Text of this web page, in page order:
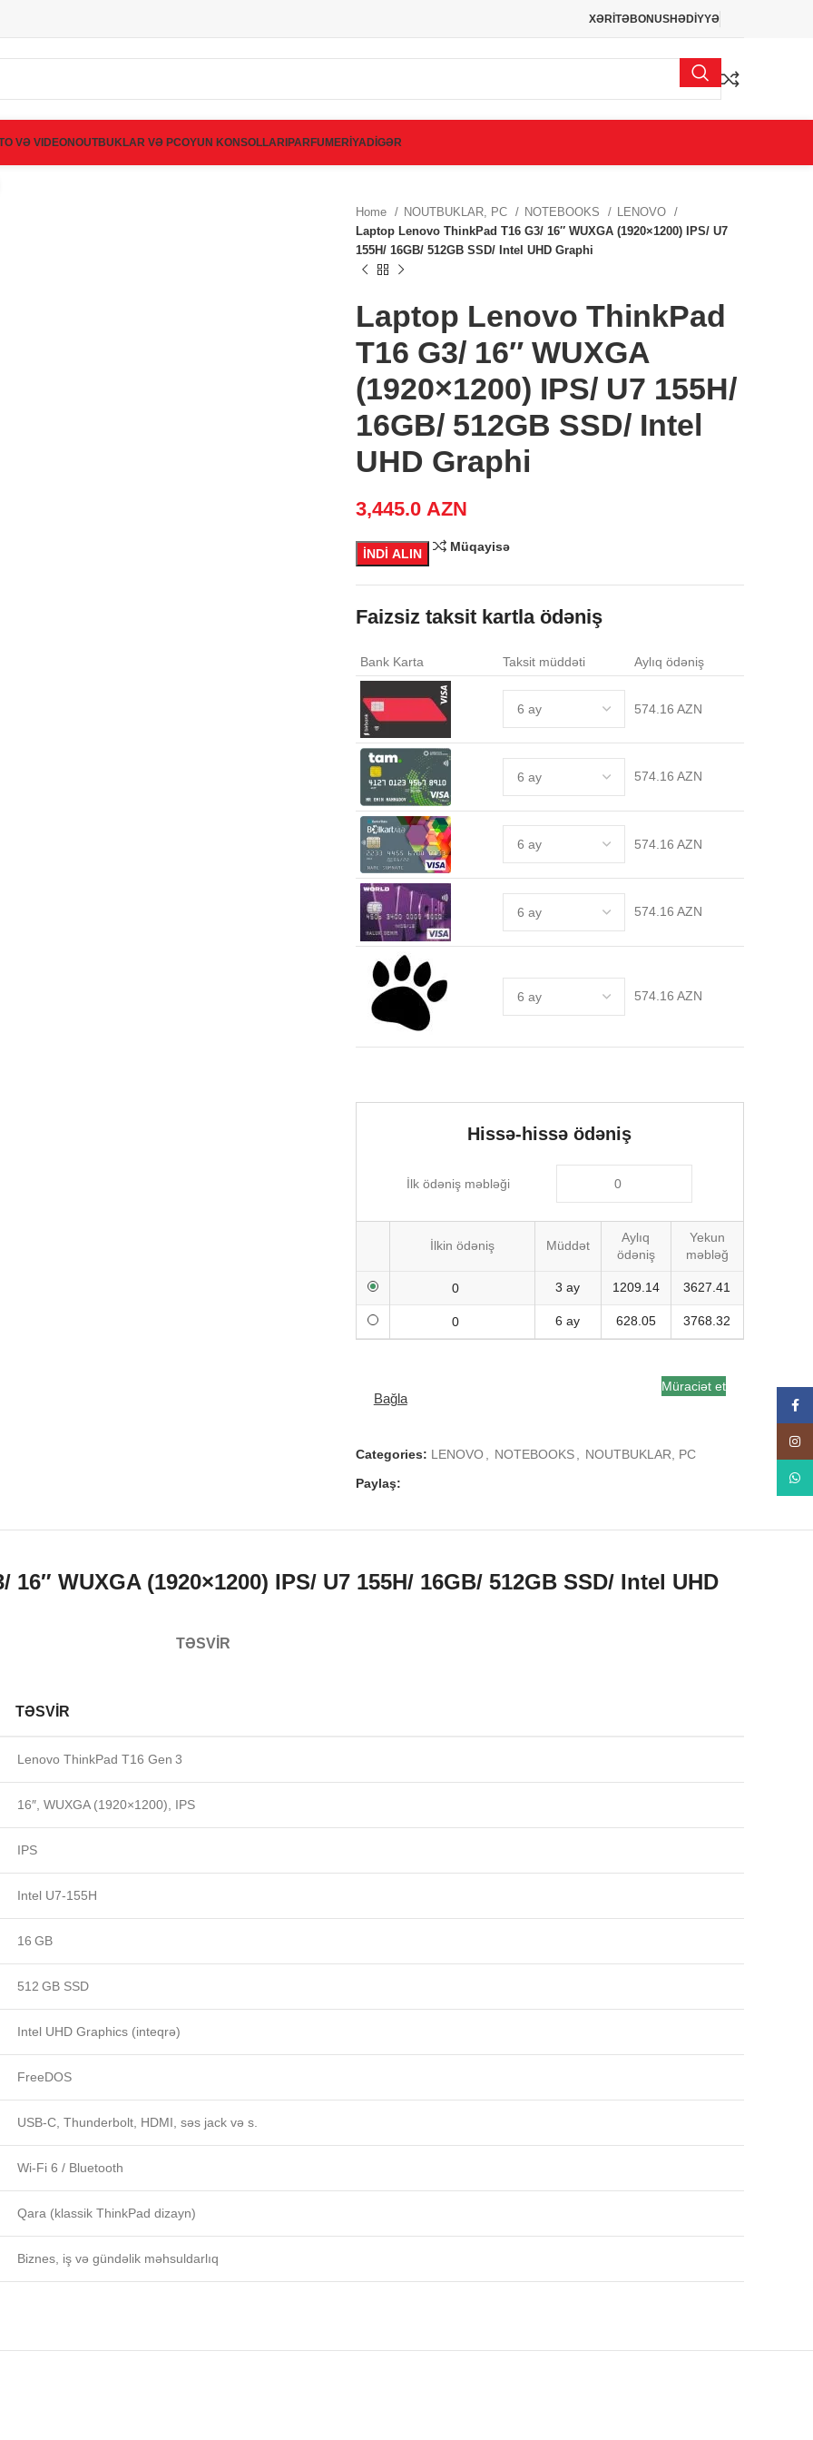
XƏRİTƏBONUSHƏDİYYƏ
VƏ VIDEONOUTBUKLAR VƏ PCOYUN KONSOLLARI PARFUMERİYADİGƏR
Home NOUTBUKLAR, PC NOTEBOOKS
LENOVO
Laptop Lenovo ThinkPad T16 G3/ 16″ WUXGA (1920×1200) IPS/ U7
155H/ 16GB/ 512GB SSD/ Intel UHD Graphi
Laptop Lenovo ThinkPad
T16 G3/ 16″ WUXGA
(1920×1200) IPS/ U7 155H/
16GB/ 512GB SSD/ Intel
UHD Graphi
3,445.0 AZN
İNDİ ALIN
Müqayisə
Faizsiz taksit kartla ödəniş
Bank Karta Taksit müddəti Aylıq ödəniş
574.16 AZN
574.16 AZN
574.16 AZN
574.16 AZN
574.16 AZN
Hissə-hissə ödəniş
İlk ödəniş məbləği
İlkin ödəniş Müddət
Aylıq
ödəniş
Yekun
məbləğ
3 ay 1209.14 3627.41
6 ay 628.05 3768.32
Bağla
Müraciət et
Categories: LENOVO , NOTEBOOKS , NOUTBUKLAR, PC
Paylaş:
WUXGA (1920×1200) IPS/ U7 155H/ 16GB/ 512GB SSD/ Intel UHD
TƏSVIR
TƏSVIR
Lenovo ThinkPad T16 Gen 3
16″, WUXGA (1920×1200), IPS
IPS
Intel U7‑155H
16 GB
512 GB SSD
Intel UHD Graphics (inteqrə)
FreeDOS
USB‑C, Thunderbolt, HDMI, səs jack və s.
Wi‑Fi 6 / Bluetooth
Qara (klassik ThinkPad dizayn)
Biznes, iş və gündəlik məhsuldarlıq